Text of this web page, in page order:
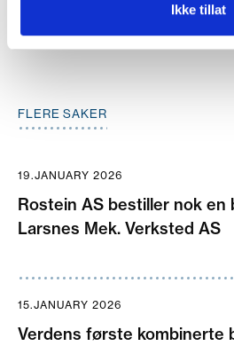
Ikke tillat
FLERE SAKER
19.JANUARY 2026
Rostein AS bestiller nok en
Larsnes Mek. Verksted AS
15.JANUARY 2026
Verdens første kombinerte